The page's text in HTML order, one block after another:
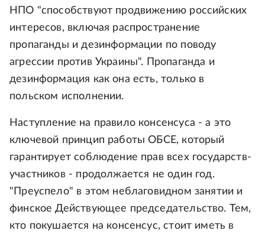
НПО "способствуют продвижению российских
интересов, включая распространение
пропаганды и дезинформации по поводу
агрессии против Украины". Пропаганда и
дезинформация как она есть, только в
польском исполнении.
Наступление на правило консенсуса - а это
ключевой принцип работы ОБСЕ, который
гарантирует соблюдение прав всех государств-
участников - продолжается не один год.
"Преуспело" в этом неблаговидном занятии и
финское Действующее председательство. Тем,
кто покушается на консенсус, стоит иметь в